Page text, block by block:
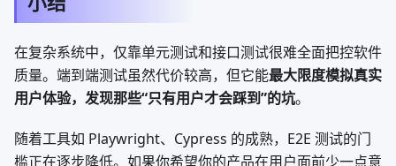
在复杂系统中，仅靠单元测试和接口测试很难全面把控软件
质量。端到端测试虽然代价较高，但它能最大限度模拟真实
用户体验，发现那些“只有用户才会踩到”的坑。
随着工具如 Playwright、Cypress 的成熟，E2E 测试的门
槛正在逐步降低。如果你希望你的产品在用户面前少一点意